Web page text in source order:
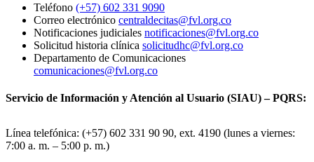
Teléfono (+57) 602 331 9090
Correo electrónico centraldecitas@fvl.org.co
Notificaciones judiciales notificaciones@fvl.org.co
Solicitud historia clínica solicitudhc@fvl.org.co
Departamento de Comunicaciones
comunicaciones@fvl.org.co
Servicio de Información y Atención al Usuario (SIAU) – PQRS:
Línea telefónica: (+57) 602 331 90 90, ext. 4190 (lunes a viernes:
7:00 a. m. – 5:00 p. m.)